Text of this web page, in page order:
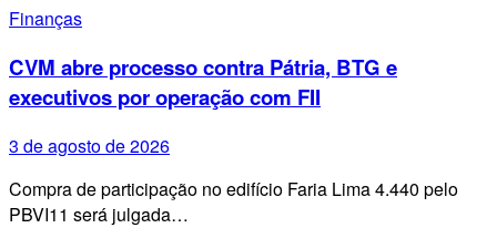
Finanças
CVM abre processo contra Pátria, BTG e
executivos por operação com FII
3 de agosto de 2026
Compra de participação no edifício Faria Lima 4.440 pelo
PBVI11 será julgada…